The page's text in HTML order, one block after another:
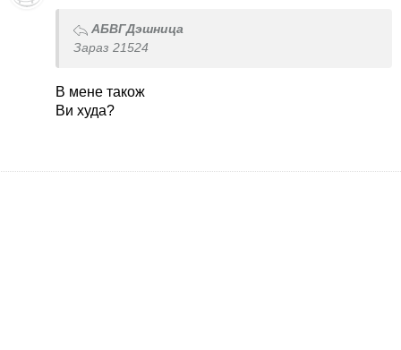
АБВГДэшница
Зараз 21524
В мене також
Ви худа?